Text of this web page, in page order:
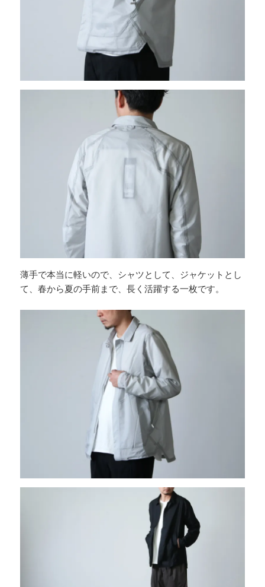
薄手で本当に軽いので、シャツとして、ジャケットとし
て、春から夏の手前まで、長く活躍する一枚です。